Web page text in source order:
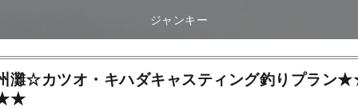
ジャンキー
灘☆カツオ・キハダキャスティング釣りプラン
★★